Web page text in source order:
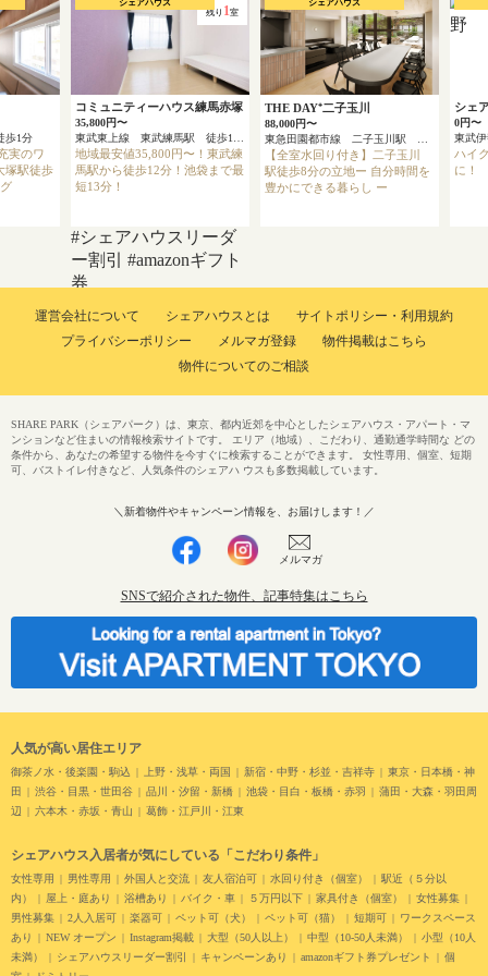
歩1分
実のワ
塚駅徒歩
残り 1室
コミュニティーハウス練馬赤塚
35,800円〜
東武東上線 東武練馬駅 徒歩12分
地域最安値35,800円〜！東武練
馬駅から徒歩12分！池袋まで最
短13分！
シェアハウス
#シェアハウスリーダ
ー割引
#amazonギフト
券
THE DAY⁺二子玉川
88,000円〜
東急田園都市線 二子玉川駅 徒歩8分
【全室水回り付き】二子玉川
駅徒歩8分の立地ー 自分時間を
豊かにできる暮らし ー
シェアハウス
シェ
0円〜
ハイ
に！
運営会社について シェアハウスとは
サイトポリシー・利用規約
プライバシーポリシー
メルマガ登録
物件掲載はこちら
物件についてのご相談
人気が高い居住エリア
御茶ノ水・後楽園・駒込 上野・浅草・両国 新宿・中野・杉並・吉祥寺
東京・日本橋・神
田
渋谷・目黒・世田谷 品川・汐留・新橋 池袋・目白・板橋・赤羽
蒲田・大森・羽田周
辺
六本木・赤坂・青山 葛飾・江戸川・江東
シェアハウス入居者が気にしている「こだわり条件」
女性専用 男性専用 外国人と交流 友人宿泊可 水回り付き（個室）
駅近（５分以
内）
屋上・庭あり 浴槽あり バイク・車 ５万円以下 家具付き（個室）
女性募集
男性募集
2人入居可 楽器可 ペット可（犬） ペット可（猫） 短期可
ワークスペース
あり
NEW オープン Instagram掲載 大型（50人以上） 中型（10-50人未満）
小型（10人
未満）
シェアハウスリーダー割引 キャンペーンあり amazonギフト券プレゼント
個
SHARE PARK（シェアパーク）は、東京、都内近郊を中心としたシェアハウス・アパート・マ
ンションなど住まいの情報検索サイトです。 エリア（地域）、こだわり、通勤通学時間な どの
条件から、あなたの希望する物件を今すぐに検索することができます。 女性専用、個室、短期
可、バストイレ付きなど、人気条件のシェアハ ウスも多数掲載しています。
＼新着物件やキャンペーン情報を、お届けします！／
メルマガ
SNSで紹介された物件、記事特集はこちら